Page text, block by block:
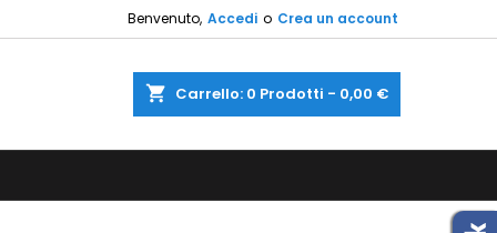
Benvenuto, Accedi o Crea un account
shopping_cart Carrello: 0 Prodotti - 0,00 €